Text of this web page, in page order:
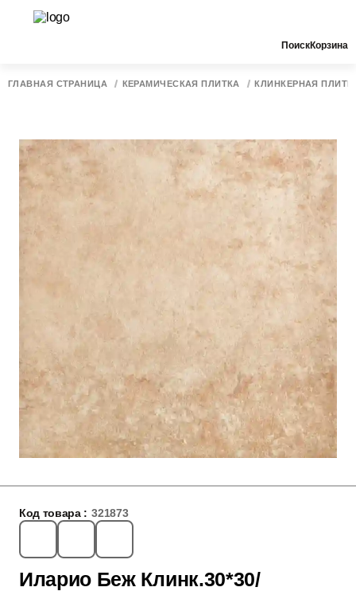
ПоискКорзина
ГЛАВНАЯ СТРАНИЦА КЕРАМИЧЕСКАЯ ПЛИТКА КЛИНКЕРНАЯ
Код товара : 321873
Иларио Беж Клинк.30*30/